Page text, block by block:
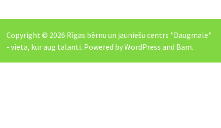
Copyright © 2026 Rīgas bērnu un jauniešu centrs "Daugmale"
- vieta, kur aug talanti. Powered byWordPress and Bam.